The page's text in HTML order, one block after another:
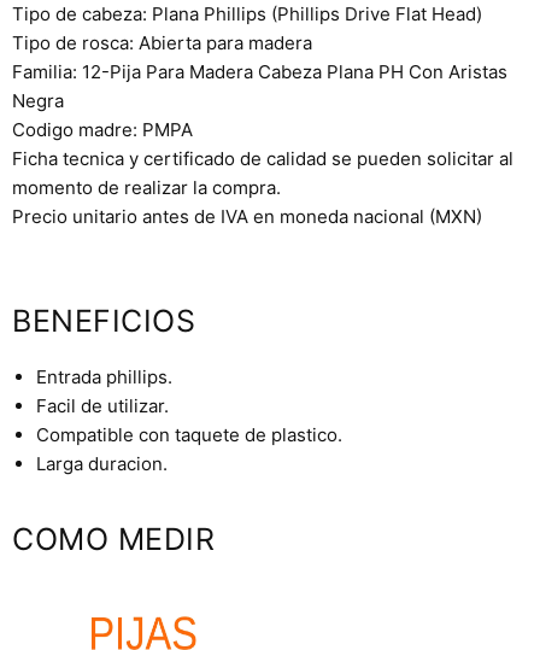
Tipo de cabeza: Plana Phillips (Phillips Drive Flat Head)
Tipo de rosca: Abierta para madera
Familia: 12-Pija Para Madera Cabeza Plana PH Con Aristas
Negra
Codigo madre: PMPA
Ficha tecnica y certificado de calidad se pueden solicitar al
momento de realizar la compra.
Precio unitario antes de IVA en moneda nacional (MXN)
BENEFICIOS
Entrada phillips.
Facil de utilizar.
Compatible con taquete de plastico.
Larga duracion.
COMO MEDIR